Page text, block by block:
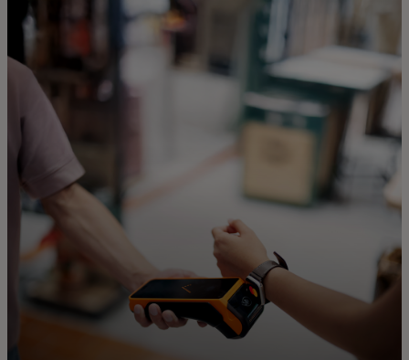
Til dig
Til virksomheder
Til hele verden
Til innovatører
Nyheder og trends